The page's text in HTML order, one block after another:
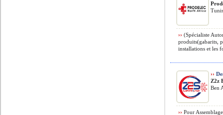
›› (Spécialiste
produits(gabarits,
installations et les
››
Z2z
Ben
›› Pour